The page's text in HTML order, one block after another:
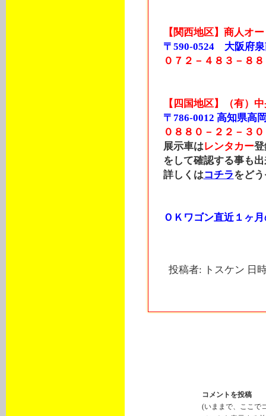
【関西地区】商人オ
〒590-0524 大阪府泉
０７２－４８３－８
【四国地区】（有）
〒786-0012 高知県高
０８８０－２２－３
展示車はレンタカー登
をして確認する事も
詳しくはコチラをど
ＯＫワゴン直近１ヶ
投稿者: トスケン 日
コメントを投稿
(いままで、ここで